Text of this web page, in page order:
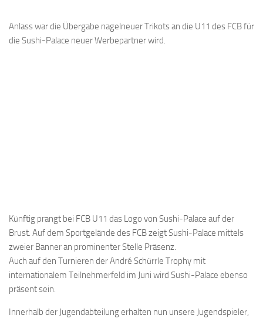
Anlass war die Übergabe nagelneuer Trikots an die U11 des FCB für
die Sushi-Palace neuer Werbepartner wird.
Künftig prangt bei FCB U11 das Logo von Sushi-Palace auf der
Brust. Auf dem Sportgelände des FCB zeigt Sushi-Palace mittels
zweier Banner an prominenter Stelle Präsenz.
Auch auf den Turnieren der André Schürrle Trophy mit
internationalem Teilnehmerfeld im Juni wird Sushi-Palace ebenso
präsent sein.
Innerhalb der Jugendabteilung erhalten nun unsere Jugendspieler,